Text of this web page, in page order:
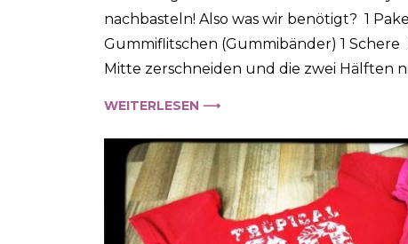
nachbasteln! Also was wir benötigt? 1
Gummiflitschen (Gummibänder) 1
Mitte zerschneiden und die zwei Hälften
WEITERLESEN ⟶